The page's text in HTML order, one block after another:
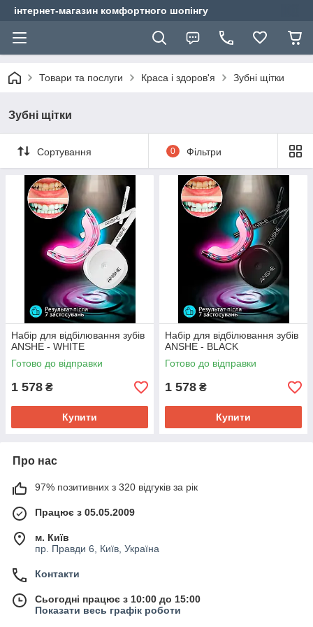
інтернет-магазин комфортного шопінгу
Товари та послуги Краса і здоров'я Зубні щітки
Зубні щітки
Сортування 0 Фільтри
Набір для відбілювання зубів
ANSHE - WHITE
Готово до відправки
1 578 ₴
Купити
Набір для відбілювання зубів
ANSHE - BLACK
Готово до відправки
1 578 ₴
Купити
Про нас
97% позитивних з 320 відгуків за рік
Працює з 05.05.2009
м. Київ
пр. Правди 6, Київ, Україна
Контакти
Сьогодні працює з 10:00 до 15:00
Показати весь графік роботи